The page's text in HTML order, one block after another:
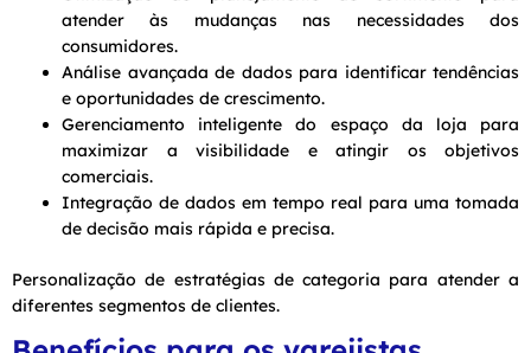
atender às mudanças nas necessidades dos
consumidores.
Análise avançada de dados para identificar tendências
e oportunidades de crescimento.
Gerenciamento inteligente do espaço da loja para
maximizar a visibilidade e atingir os objetivos
comerciais.
Integração de dados em tempo real para uma tomada
de decisão mais rápida e precisa.
Personalização de estratégias de categoria para atender a
diferentes segmentos de clientes.